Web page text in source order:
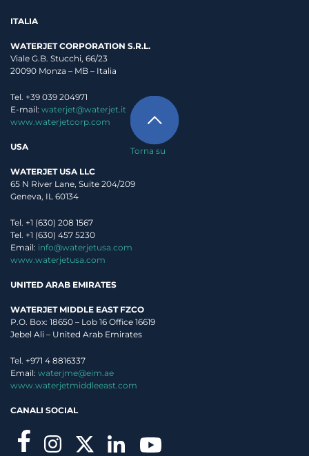
Torna su
ITALIA
WATERJET CORPORATION S.R.L.
Viale G.B. Stucchi, 66/23
20090 Monza – MB – Italia
Tel. +39 039 204971
E-mail: waterjet@waterjet.it
www.waterjetcorp.com
USA
WATERJET USA LLC
65 N River Lane, Suite 204/209
Geneva, IL 60134
Tel. +1 (630) 208 1567
Tel. +1 (630) 457 5230
Email: info@waterjetusa.com
www.waterjetusa.com
UNITED ARAB EMIRATES
WATERJET MIDDLE EAST FZCO
P.O. Box: 18650 – Lob 16 Office 16619
Jebel Ali – United Arab Emirates
Tel. +971 4 8816337
Email: waterjme@eim.ae
www.waterjetmiddleeast.com
CANALI SOCIAL